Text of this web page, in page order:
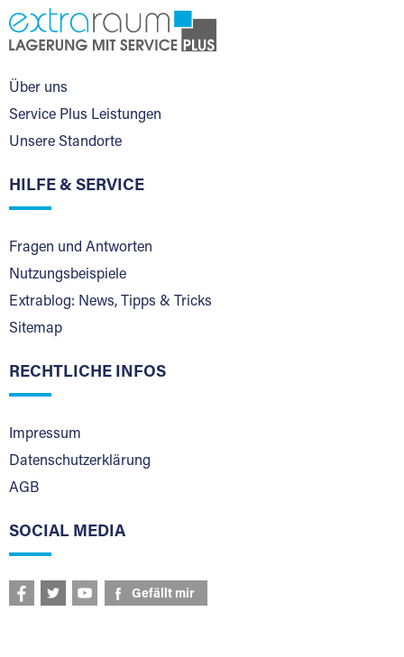
Über uns
Service Plus Leistungen
Unsere Standorte
HILFE & SERVICE
Fragen und Antworten
Nutzungsbeispiele
Extrablog: News, Tipps & Tricks
Sitemap
RECHTLICHE INFOS
Impressum
Datenschutzerklärung
AGB
SOCIAL MEDIA
Gefällt mir